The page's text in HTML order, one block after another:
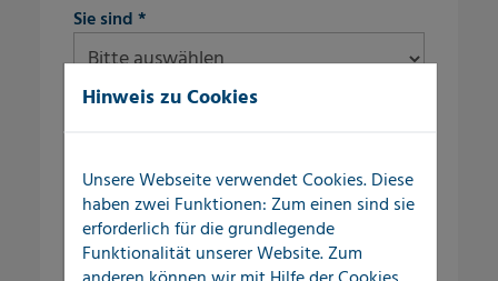
Sie sind*
fieldset-7
Firma
WEG
fieldset-8
Anrede
Hinweis zu Cookies
Unsere Webseite verwendet Cookies. Diese
haben zwei Funktionen: Zum einen sind sie
erforderlich für die grundlegende
Funktionalität unserer Website. Zum